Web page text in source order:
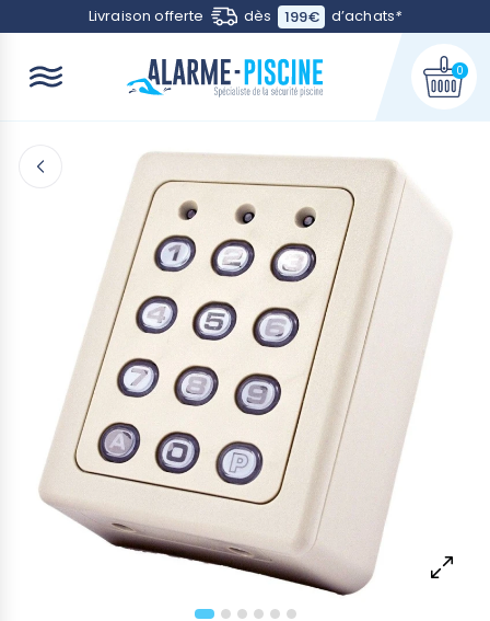
Contactez-nousLivraison offerte dès 199€ d’achats*
0